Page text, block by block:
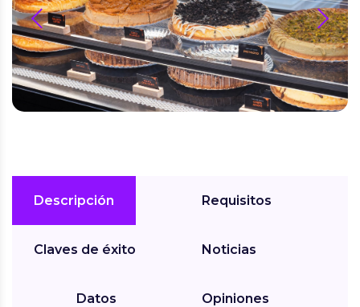
prev next
Descripción
Claves de éxito
Datos
Requisitos
Noticias
Opiniones